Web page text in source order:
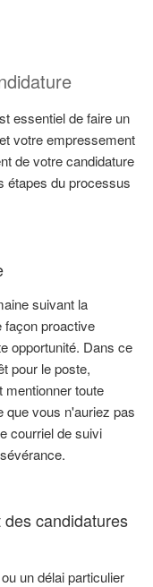
essentiel de faire un
votre empressement
de votre candidature
étapes du processus
suivant la
façon proactive
opportunité. Dans ce
pour le poste,
toute
que vous n'auriez pas
courriel de suivi
candidatures
un délai particulier